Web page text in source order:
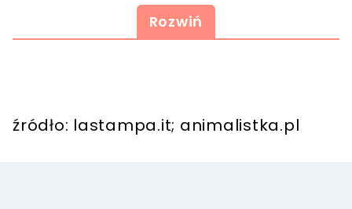
Rozwiń
źródło: lastampa.it; animalistka.pl